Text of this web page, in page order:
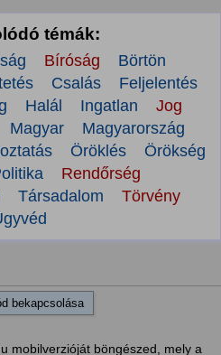
témák:
Bíróság
Börtön
Csalás
Feljelentés
Halál Ingatlan
Jog
Magyar
Magyarország
Öröklés
Örökség
Rendőrség
Társadalom
Törvény
bekapcsolása
mobilverzióját böngészed, mely a